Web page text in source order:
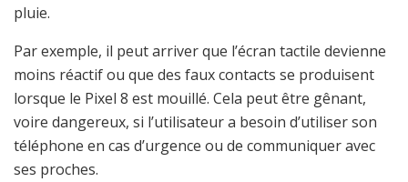
pluie.
Par exemple, il peut arriver que l’écran tactile devienne
moins réactif ou que des faux contacts se produisent
lorsque le Pixel 8 est mouillé. Cela peut être gênant,
voire dangereux, si l’utilisateur a besoin d’utiliser son
téléphone en cas d’urgence ou de communiquer avec
ses proches.